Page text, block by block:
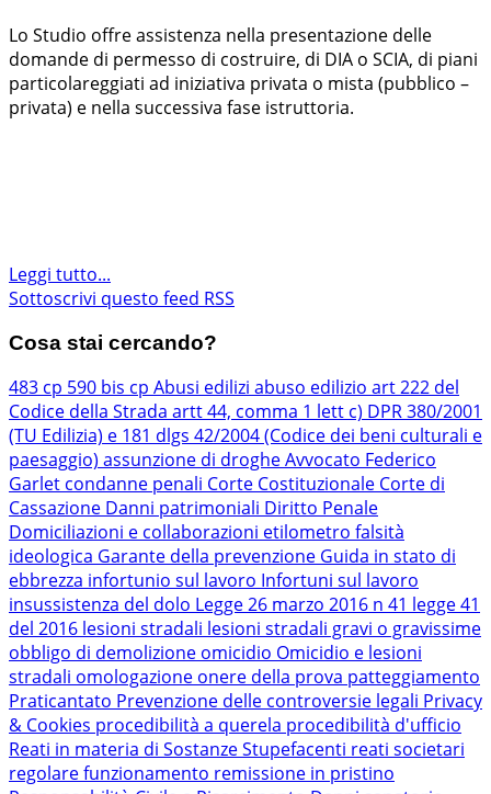
Lo Studio offre assistenza nella presentazione delle
domande di permesso di costruire, di DIA o SCIA, di piani
particolareggiati ad iniziativa privata o mista (pubblico –
privata) e nella successiva fase istruttoria.
Leggi tutto...
Sottoscrivi questo feed RSS
Cosa stai cercando?
483 cp 590 bis cp Abusi edilizi abuso edilizio art 222 del
Codice della Strada artt 44, comma 1 lett c) DPR 380/2001
(TU Edilizia) e 181 dlgs 42/2004 (Codice dei beni culturali e
paesaggio) assunzione di drogheAvvocato Federico
Garlet condanne penali Corte Costituzionale Corte di
Cassazione Danni patrimoniali Diritto Penale
Domiciliazioni e collaborazioni etilometro falsità
ideologica Garante della prevenzione Guida in stato di
ebbrezza infortunio sul lavoro Infortuni sul lavoro
insussistenza del dolo Legge 26 marzo 2016 n 41 legge 41
del 2016 lesioni stradali lesioni stradali gravi o gravissime
obbligo di demolizione omicidio Omicidio e lesioni
stradali omologazione onere della prova patteggiamento
Praticantato Prevenzione delle controversie legali Privacy
& Cookies procedibilità a querela procedibilità d'ufficio
Reati in materia di Sostanze Stupefacenti reati societari
regolare funzionamento remissione in pristino